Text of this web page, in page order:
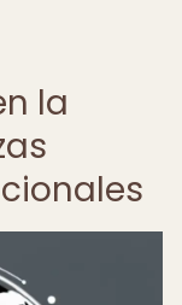
la